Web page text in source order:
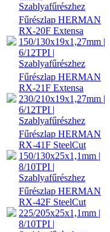
Szablyafűrészhez
Fűrészlap HERMAN
RX-20F Extensa
150/130x19x1,27mm |
6/12TPI |
Szablyafűrészhez
Fűrészlap HERMAN
RX-21F Extensa
230/210x19x1,27mm |
6/12TPI |
Szablyafűrészhez
Fűrészlap HERMAN
RX-41F SteelCut
150/130x25x1,1mm |
8/10TPI |
Szablyafűrészhez
Fűrészlap HERMAN
RX-42F SteelCut
225/205x25x1,1mm |
8/10TPI |